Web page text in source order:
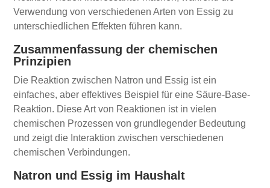
Verwendung von verschiedenen Arten von Essig zu
unterschiedlichen Effekten führen kann.
Zusammenfassung der chemischen
Prinzipien
Die Reaktion zwischen Natron und Essig ist ein
einfaches, aber effektives Beispiel für eine Säure-Base-
Reaktion. Diese Art von Reaktionen ist in vielen
chemischen Prozessen von grundlegender Bedeutung
und zeigt die Interaktion zwischen verschiedenen
chemischen Verbindungen.
Natron und Essig im Haushalt